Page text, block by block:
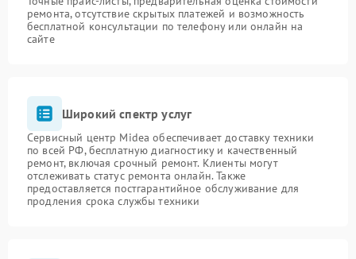
ремонта, отсутствие скрытых платежей и возможность
бесплатной консультации по телефону или онлайн на
сайте
Широкий спектр услуг
Сервисный центр Midea обеспечивает доставку техники
по всей РФ, бесплатную диагностику и качественный
ремонт, включая срочный ремонт. Клиенты могут
отслеживать статус ремонта онлайн. Также
предоставляется постгарантийное обслуживание для
продления срока службы техники